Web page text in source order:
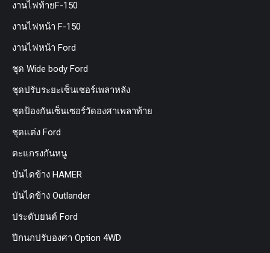
งานไฟท้ายF-150
งานไฟหน้า F-150
งานไฟหน้า Ford
ชุด Wide body Ford
ชุดปรับระยะเซ็นเซอร์เพลาหลัง
ชุดป้องกันเซ็นเซอร์วัดองศาเพลาท้าย
ชุดแต่ง Ford
ตะแกรงกันหนู
บันไดข้าง HAMER
บันไดข้าง Outlander
ประดับยนต์ Ford
ปีกนกปรับองศา Option 4WD